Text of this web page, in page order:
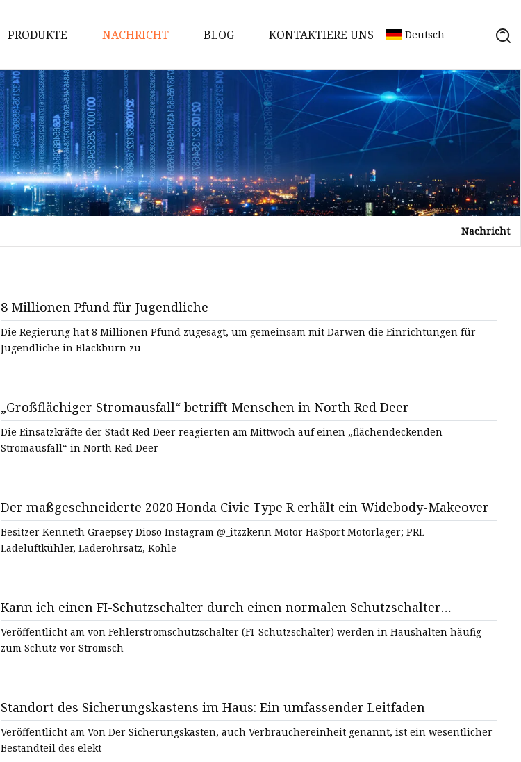
PRODUKTE
Sicherungseinsatz
Sicherungshalter
Sicherungszubehör
Hochspannungssicherung
DC-Sicherung
PV-Sicherung
Stromsicherungskasten
Sicherungskasten
NACHRICHT BLOG KONTAKTIERE UNS Deutsch
Nachricht
8 Millionen Pfund für Jugendliche
Die Regierung hat 8 Millionen Pfund zugesagt, um gemeinsam mit Darwen die Einrichtungen für
Jugendliche in Blackburn zu
„Großflächiger Stromausfall“ betrifft Menschen in North Red Deer
Die Einsatzkräfte der Stadt Red Deer reagierten am Mittwoch auf einen „flächendeckenden
Stromausfall“ in North Red Deer
Der maßgeschneiderte 2020 Honda Civic Type R erhält ein Widebody-Makeover
Besitzer Kenneth Graepsey Dioso Instagram @_itzzkenn Motor HaSport Motorlager; PRL-
Ladeluftkühler, Laderohrsatz, Kohle
Kann ich einen FI-Schutzschalter durch einen normalen Schutzschalter
ersetzen?
Veröffentlicht am von Fehlerstromschutzschalter (FI-Schutzschalter) werden in Haushalten häufig
zum Schutz vor Stromsch
Standort des Sicherungskastens im Haus: Ein umfassender Leitfaden
Veröffentlicht am Von Der Sicherungskasten, auch Verbrauchereinheit genannt, ist ein wesentlicher
Bestandteil des elekt